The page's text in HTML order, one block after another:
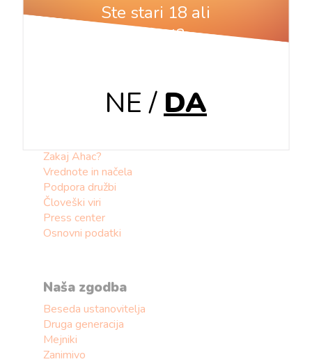
Gostinstvo
Zakaj Ahac?
Vrednote in načela
Podpora družbi
Človeški viri
Press center
Osnovni podatki
Naša zgodba
Beseda ustanovitelja
Druga generacija
Mejniki
Zanimivo
Ste stari 18 ali
več let?
NE / DA